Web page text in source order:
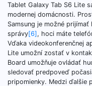
Tablet Galaxy Tab S6 Lite
modernej domácnosti.
Samsung je možné
správy[6], hoci máte
Vďaka videokonferenčnej
Lite umožní zostať v
Board umožňuje ovládať
sledovať predpoveď
pripomienky. Medzi ďalšie